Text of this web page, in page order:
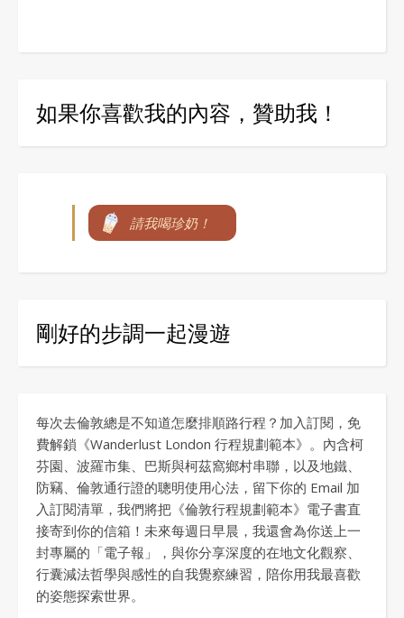
如果你喜歡我的內容，贊助我！
請我喝珍奶！
剛好的步調一起漫遊
每次去倫敦總是不知道怎麼排順路行程？加入訂閱，免
費解鎖《Wanderlust London 行程規劃範本》。內含柯
芬園、波羅市集、巴斯與柯茲窩鄉村串聯，以及地鐵、
防竊、倫敦通行證的聰明使用心法，留下你的 Email 加
入訂閱清單，我們將把《倫敦行程規劃範本》電子書直
接寄到你的信箱！未來每週日早晨，我還會為你送上一
封專屬的「電子報」，與你分享深度的在地文化觀察、
行囊減法哲學與感性的自我覺察練習，陪你用我最喜歡
的姿態探索世界。